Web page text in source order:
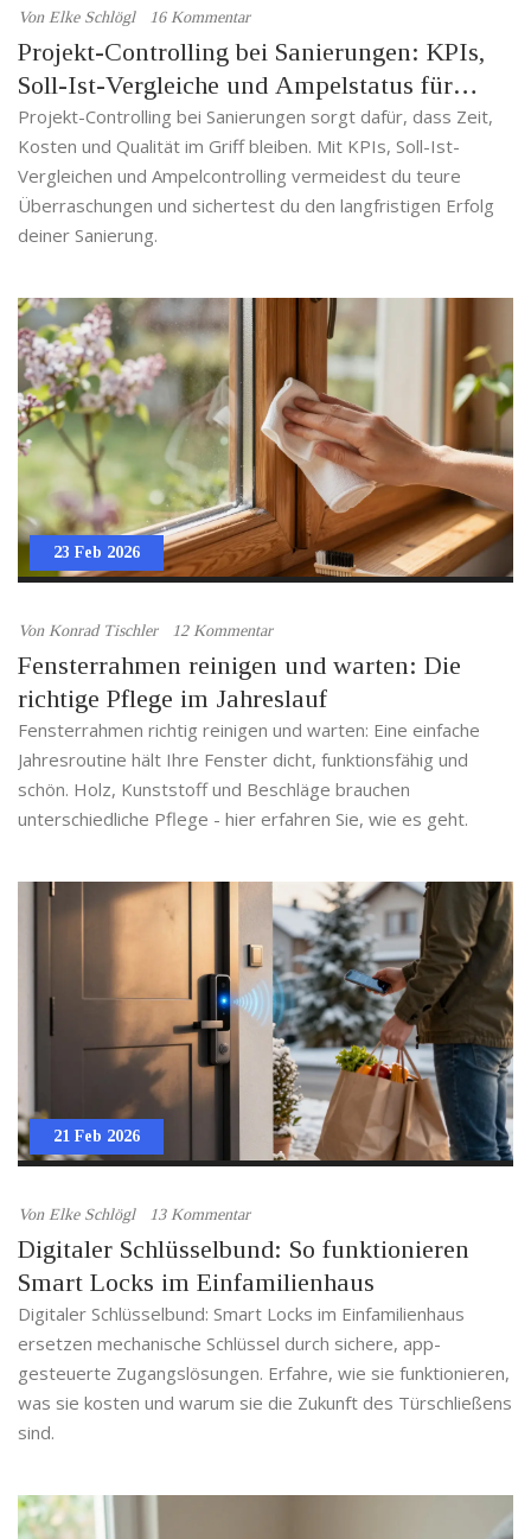
Von Elke Schlögl 16 Kommentar
Projekt-Controlling bei Sanierungen: KPIs,
Soll-Ist-Vergleiche und Ampelstatus für
erfolgreiche Sanierungsprojekte
Projekt-Controlling bei Sanierungen sorgt dafür, dass Zeit,
Kosten und Qualität im Griff bleiben. Mit KPIs, Soll-Ist-
Vergleichen und Ampelcontrolling vermeidest du teure
Überraschungen und sichertest du den langfristigen Erfolg
deiner Sanierung.
23 Feb 2026
Von Konrad Tischler 12 Kommentar
Fensterrahmen reinigen und warten: Die
richtige Pflege im Jahreslauf
Fensterrahmen richtig reinigen und warten: Eine einfache
Jahresroutine hält Ihre Fenster dicht, funktionsfähig und
schön. Holz, Kunststoff und Beschläge brauchen
unterschiedliche Pflege - hier erfahren Sie, wie es geht.
21 Feb 2026
Von Elke Schlögl 13 Kommentar
Digitaler Schlüsselbund: So funktionieren
Smart Locks im Einfamilienhaus
Digitaler Schlüsselbund: Smart Locks im Einfamilienhaus
ersetzen mechanische Schlüssel durch sichere, app-
gesteuerte Zugangslösungen. Erfahre, wie sie funktionieren,
was sie kosten und warum sie die Zukunft des Türschließens
sind.